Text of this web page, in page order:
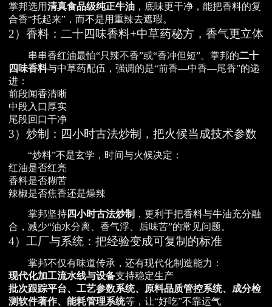
掌邦选用清真食品级纯正牛油 ，底味更干净，能把香料的复
合香“托起来”，而不是用重辣去遮瑕。
2）香料：二十四味香料+中草药秘方，香气更立体
串串香红油最怕“只辣不香”或“香冲但短”。掌邦的二十
四味香料与中草药配伍，强调的是“前香—中香—尾香”的递
进：
前段闻香清晰
中段入口厚实
尾段回口干净
3）炒制：四小时古法炒制，把火候当成技术参数
“炒料”不是玄学，时间与火候决定：
红油是否红亮
香料是否糊苦
辣椒是否焦香还是燥辣
掌邦坚持四小时古法炒制 ，更利于把香料与牛油充分融
合，减少“油水分离、香气浮、后味苦”的常见问题。
4）工厂与系统：把经验变成可复制的标准
掌邦不仅有味道传承，还有现代化制造能力：
现代化加工流水线与设备支持稳定生产
批次跟踪平台、工艺参数系统、原料品质管控系统、成分检
测软件著作、能耗管理系统等，让“好吃”不靠运气